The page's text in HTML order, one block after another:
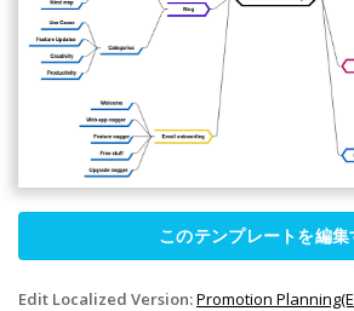
このテンプレートを編集
Edit Localized Version:Promotion